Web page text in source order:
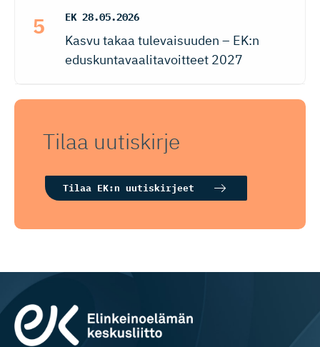
EK 28.05.2026
Kasvu takaa tulevaisuuden – EK:n
eduskuntavaalitavoitteet 2027
Tilaa uutiskirje
Tilaa EK:n uutiskirjeet